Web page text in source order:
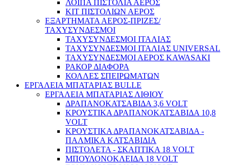
Οικοδομικά / Δομικά
ΛΟΙΠΑ ΠΙΣΤΟΛΙΑ ΑΕΡΟΣ
ΚΙΤ ΠΙΣΤΟΛΙΩΝ ΑΕΡΟΣ
ΕΞΑΡΤΗΜΑΤΑ ΑΕΡΟΣ-ΠΡΙΖΕΣ/
ΤΑΧΥΣΥΝΔΕΣΜΟΙ
ΤΑΧΥΣΥΝΔΕΣΜΟΙ ΙΤΑΛΙΑΣ
ΤΑΧΥΣΥΝΔΕΣΜΟΙ ΙΤΑΛΙΑΣ UNIVERSAL
ΤΑΧΥΣΥΝΔΕΣΜΟΙ ΑΕΡΟΣ KAWASAKI
ΡΑΚΟΡ ΔΙΑΦΟΡΑ
ΚΟΛΛΕΣ ΣΠΕΙΡΩΜΑΤΩΝ
ΕΡΓΑΛΕΙΑ ΜΠΑΤΑΡΙΑΣ BULLE
ΕΡΓΑΛΕΙΑ ΜΠΑΤΑΡΙΑΣ ΛΙΘΙΟΥ
ΔΡΑΠΑΝΟΚΑΤΣΑΒΙΔΑ 3,6 VOLT
ΚΡΟΥΣΤΙΚΑ ΔΡΑΠΑΝΟΚΑΤΣΑΒΙΔΑ 10,8
VOLT
ΚΡΟΥΣΤΙΚΑ ΔΡΑΠΑΝΟΚΑΤΣΑΒΙΔΑ -
ΠΑΛΜΙΚΑ ΚΑΤΣΑΒΙΔΙΑ
ΠΙΣΤΟΛΕΤΑ - ΣΚΑΠΤΙΚΑ 18 VOLT
ΜΠΟΥΛΟΝΟΚΛΕΙΔΑ 18 VOLT